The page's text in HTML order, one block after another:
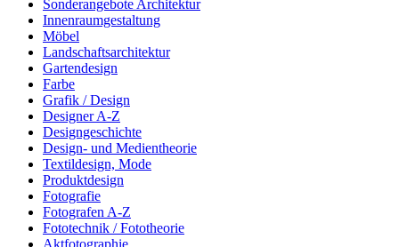
Sonderangebote Architektur
Innenraumgestaltung
Möbel
Landschaftsarchitektur
Gartendesign
Farbe
Grafik / Design
Designer A-Z
Designgeschichte
Design- und Medientheorie
Textildesign, Mode
Produktdesign
Fotografie
Fotografen A-Z
Fototechnik / Fototheorie
Aktfotographie